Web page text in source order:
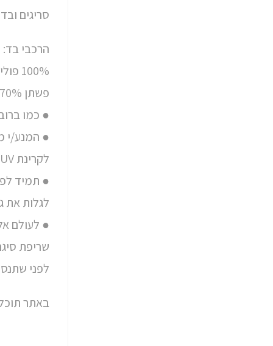
סריגים
הרכבי בד:
100% פוליאסטר – סינטטי D600/D420
פשתן 70% פוליאסטר 30% – קאנבס D,C
● כמו
● המנע/י
לקרינת UV או חום.
● תמיד
לגלות את
● לעולם
שריפת
לפני
באתר